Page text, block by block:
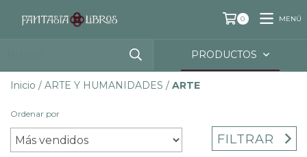
0 MENÚ
PRODUCTOS
Inicio / ARTE Y HUMANIDADES / ARTE
Ordenar por
FILTRAR